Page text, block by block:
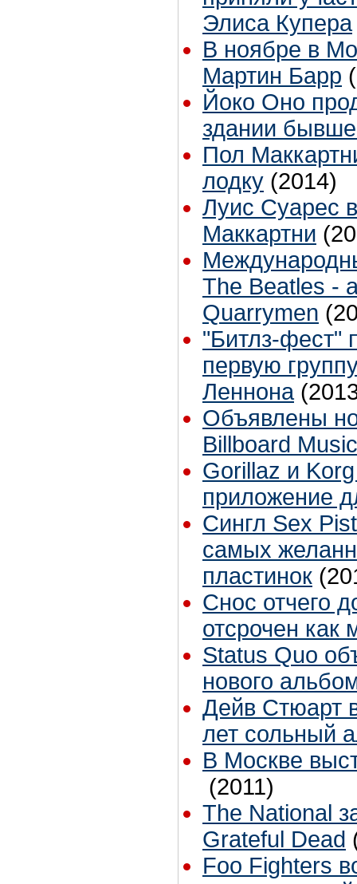
Элиса Купера
В ноябре в
Мартин Барр
Йоко Оно
здании
Пол
лодку (2014)
Луис Суарес
Маккартни
The Beatles -
Quarrymen
"Битлз-фест"
первую
Леннона
Объявлены
Billboard
Gorillaz и
приложение
Сингл Sex
самых
пластинок
Снос отчего
отсрочен как
Status Quo
нового
Дейв Стюарт
лет сольный
В Москве
(2011)
The National
Grateful Dead
Foo Fighters